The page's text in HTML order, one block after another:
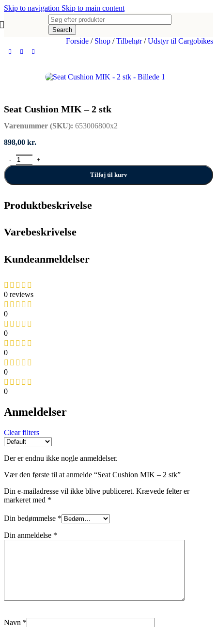
Skip to navigation Skip to main content
Search
Forside / Shop / Tilbehør/ Udstyr til Cargobikes
Seat Cushion MIK – 2 stk
Varenummer (SKU): 653006800x2
898,00 kr.
Seat Cushion MIK - 2 stk antal
Tilføj til kurv
Produktbeskrivelse
Varebeskrivelse
Kundeanmeldelser
0 reviews
0
0
0
0
0
Anmeldelser
Clear filters
Der er endnu ikke nogle anmeldelser.
Vær den første til at anmelde “Seat Cushion MIK – 2 stk”
Din e-mailadresse vil ikke blive publiceret. Krævede felter er
markeret med *
Din bedømmelse *
Din anmeldelse *
Navn *